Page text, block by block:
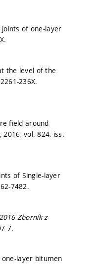
joints of one-layer
the level of the
236X.
field around
2016, vol. 824, iss.
of Single-layer
7482.
Zborník z
7.
one-layer bitumen